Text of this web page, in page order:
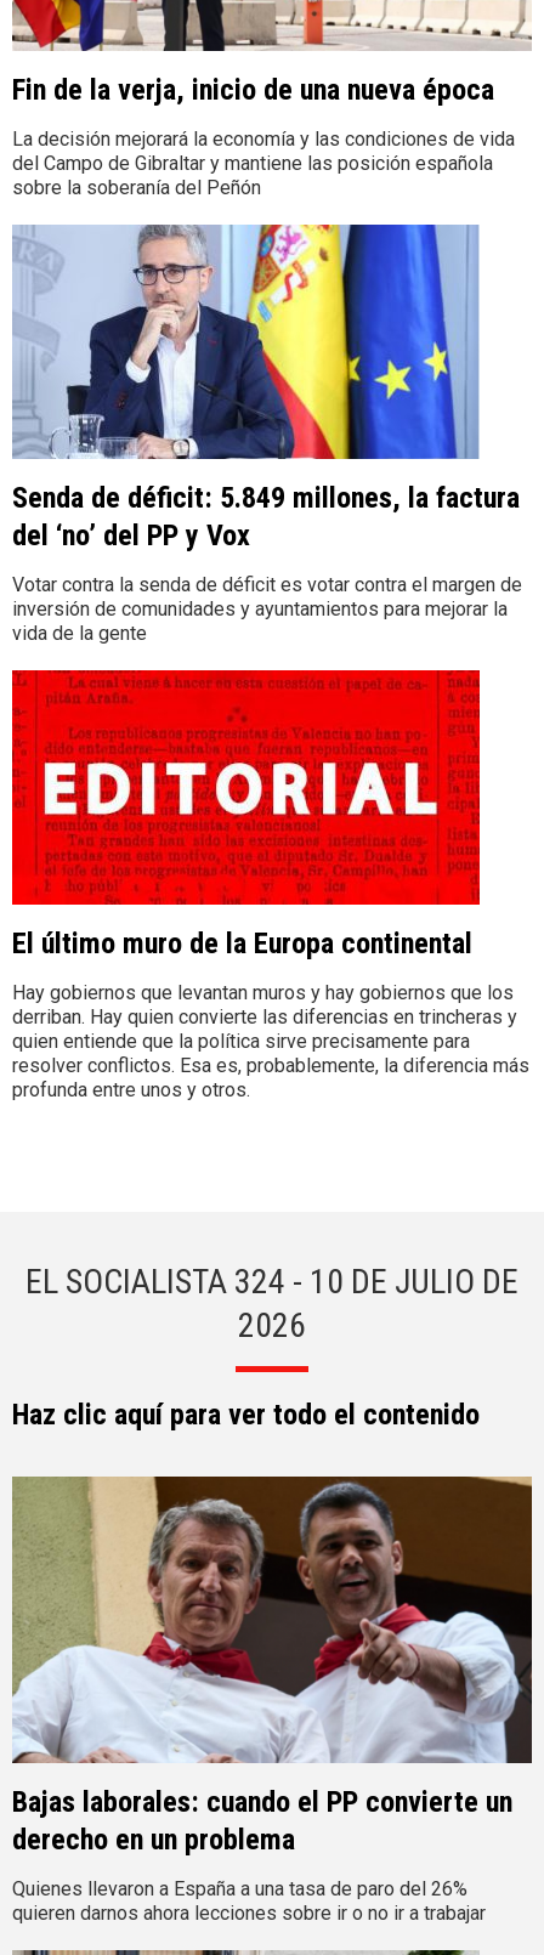
Fin de la verja, inicio de una nueva época
La decisión mejorará la economía y las condiciones de vida
del Campo de Gibraltar y mantiene las posición española
sobre la soberanía del Peñón
Senda de déficit: 5.849 millones, la factura
del ‘no’ del PP y Vox
Votar contra la senda de déficit es votar contra el margen de
inversión de comunidades y ayuntamientos para mejorar la
vida de la gente
El último muro de la Europa continental
Hay gobiernos que levantan muros y hay gobiernos que los
derriban. Hay quien convierte las diferencias en trincheras y
quien entiende que la política sirve precisamente para
resolver conflictos. Esa es, probablemente, la diferencia más
profunda entre unos y otros.
EL SOCIALISTA 324 - 10 DE JULIO DE
2026
Haz clic aquí para ver todo el contenido
Bajas laborales: cuando el PP convierte un
derecho en un problema
Quienes llevaron a España a una tasa de paro del 26%
quieren darnos ahora lecciones sobre ir o no ir a trabajar